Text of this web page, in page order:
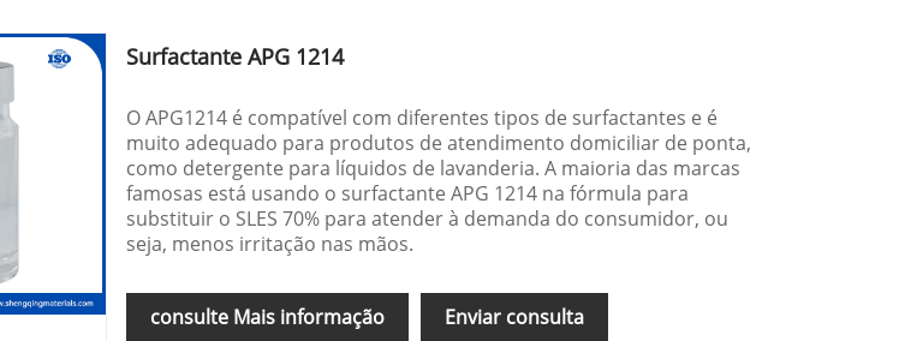
Surfactante APG 1214
O APG1214 é compatível com diferentes tipos de surfactantes e é
muito adequado para produtos de atendimento domiciliar de ponta,
como detergente para líquidos de lavanderia. A maioria das marcas
famosas está usando o surfactante APG 1214 na fórmula para
substituir o SLES 70% para atender à demanda do consumidor, ou
seja, menos irritação nas mãos.
consulte Mais informação Enviar consulta